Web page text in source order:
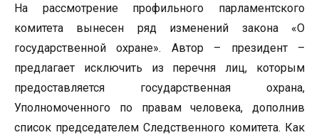
На рассмотрение профильного парламентского
комитета вынесен ряд изменений закона «О
государственной охране». Автор – президент –
предлагает исключить из перечня лиц, которым
предоставляется государственная охрана,
Уполномоченного по правам человека, дополнив
список председателем Следственного комитета. Как